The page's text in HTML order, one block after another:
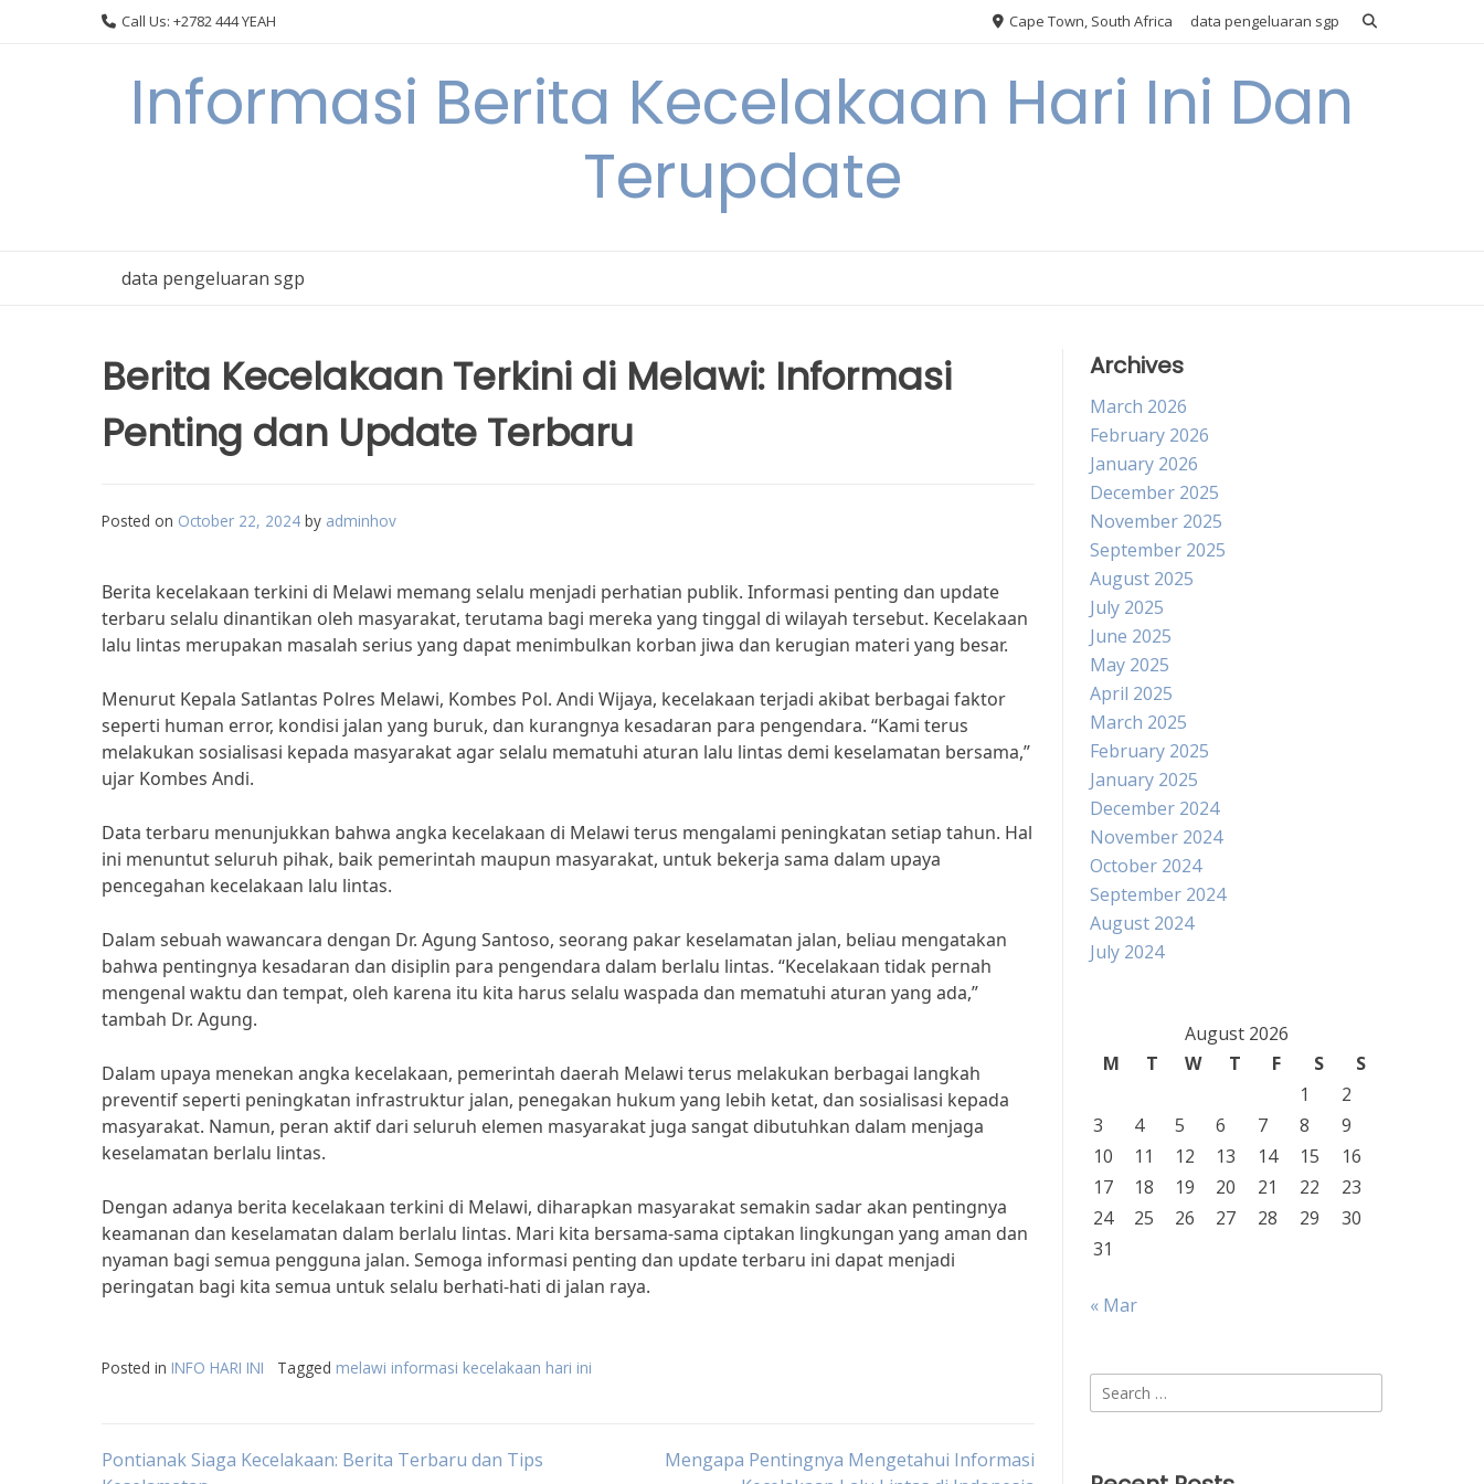
Call Us: +2782 444 YEAH Cape Town, South Africa data pengeluaran sgp
Informasi Berita Kecelakaan Hari Ini Dan
Terupdate
data pengeluaran sgp
Berita Kecelakaan Terkini di Melawi: Informasi
Penting dan Update Terbaru
Posted on October 22, 2024 by adminhov
Berita kecelakaan terkini di Melawi memang selalu menjadi perhatian publik. Informasi penting dan update
terbaru selalu dinantikan oleh masyarakat, terutama bagi mereka yang tinggal di wilayah tersebut. Kecelakaan
lalu lintas merupakan masalah serius yang dapat menimbulkan korban jiwa dan kerugian materi yang besar.
Menurut Kepala Satlantas Polres Melawi, Kombes Pol. Andi Wijaya, kecelakaan terjadi akibat berbagai faktor
seperti human error, kondisi jalan yang buruk, dan kurangnya kesadaran para pengendara. “Kami terus
melakukan sosialisasi kepada masyarakat agar selalu mematuhi aturan lalu lintas demi keselamatan bersama,”
ujar Kombes Andi.
Data terbaru menunjukkan bahwa angka kecelakaan di Melawi terus mengalami peningkatan setiap tahun. Hal
ini menuntut seluruh pihak, baik pemerintah maupun masyarakat, untuk bekerja sama dalam upaya
pencegahan kecelakaan lalu lintas.
Dalam sebuah wawancara dengan Dr. Agung Santoso, seorang pakar keselamatan jalan, beliau mengatakan
bahwa pentingnya kesadaran dan disiplin para pengendara dalam berlalu lintas. “Kecelakaan tidak pernah
mengenal waktu dan tempat, oleh karena itu kita harus selalu waspada dan mematuhi aturan yang ada,”
tambah Dr. Agung.
Dalam upaya menekan angka kecelakaan, pemerintah daerah Melawi terus melakukan berbagai langkah
preventif seperti peningkatan infrastruktur jalan, penegakan hukum yang lebih ketat, dan sosialisasi kepada
masyarakat. Namun, peran aktif dari seluruh elemen masyarakat juga sangat dibutuhkan dalam menjaga
keselamatan berlalu lintas.
Dengan adanya berita kecelakaan terkini di Melawi, diharapkan masyarakat semakin sadar akan pentingnya
keamanan dan keselamatan dalam berlalu lintas. Mari kita bersama-sama ciptakan lingkungan yang aman dan
nyaman bagi semua pengguna jalan. Semoga informasi penting dan update terbaru ini dapat menjadi
peringatan bagi kita semua untuk selalu berhati-hati di jalan raya.
Posted in INFO HARI INI Tagged melawi informasi kecelakaan hari ini
Post
Pontianak Siaga Kecelakaan: Berita Terbaru dan Tips
Mengapa Pentingnya Mengetahui Informasi
Archives
March 2026
February 2026
January 2026
December 2025
November 2025
September 2025
August 2025
July 2025
June 2025
May 2025
April 2025
March 2025
February 2025
January 2025
December 2024
November 2024
October 2024
September 2024
August 2024
July 2024
August 2026
M
T W T F S
S
1
2
3
4 5 6 7 8
9
10
11 12 13 14 15
16
17
18 19 20 21 22
23
24
25 26 27 28 29
30
31
« Mar
Search
for: